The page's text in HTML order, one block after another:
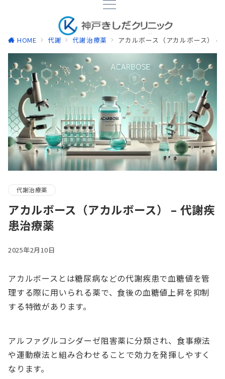
HOME 代謝 代謝治療薬 アカルボース（アカルボース） –
代謝治療薬
アカルボース（アカルボース） – 代謝疾
患治療薬
2025年2月10日
アカルボースとは糖尿病などの代謝疾患で血糖値を管
理する際に用いられる薬で、食後の血糖値上昇を抑制
する特徴があります。
アルファグルコシダーゼ阻害薬に分類され、食事療法
や運動療法と組み合わせることで効力を発揮しやすく
なります。